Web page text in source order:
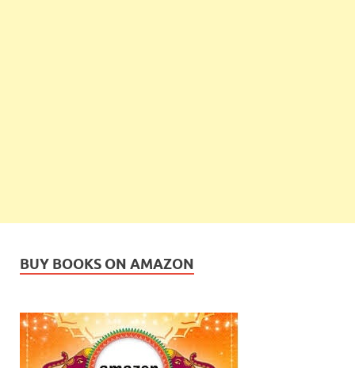
BUY BOOKS ON AMAZON